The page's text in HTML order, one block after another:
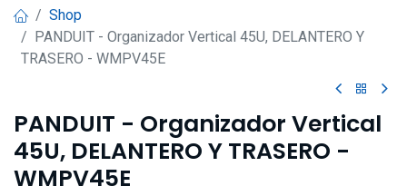
Shop
PANDUIT - Organizador Vertical 45U, DELANTERO Y
TRASERO - WMPV45E
PANDUIT - Organizador Vertical
45U, DELANTERO Y TRASERO -
WMPV45E